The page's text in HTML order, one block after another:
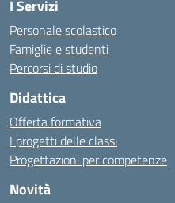
I Servizi
Personale scolastico
Famiglie e studenti
Percorsi di studio
Didattica
Offerta formativa
I progetti delle classi
Progettazioni per competenze
Novità